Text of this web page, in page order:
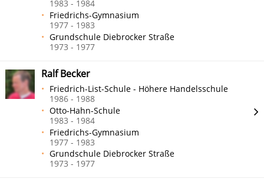
1983 - 1984
Friedrichs-Gymnasium
1977 - 1983
Grundschule Diebrocker Straße
1973 - 1977
Ralf Becker
Friedrich-List-Schule - Höhere Handelsschule
1986 - 1988
Otto-Hahn-Schule
1983 - 1984
Friedrichs-Gymnasium
1977 - 1983
Grundschule Diebrocker Straße
1973 - 1977